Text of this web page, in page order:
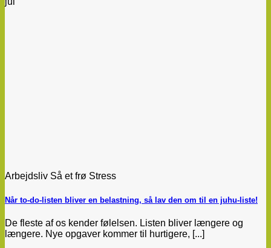
Arbejdsliv Så et frø Stress
Når to-do-listen bliver en belastning, så lav den om til en juhu-liste!
De fleste af os kender følelsen. Listen bliver længere og
længere. Nye opgaver kommer til hurtigere, [...]